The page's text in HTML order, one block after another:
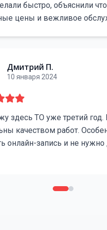
быстро, объяснили
цены и вежливое
Дмитрий П.
10 января 2024
здесь ТО уже третий год.
качеством работ.
онлайн-запись и не нужно